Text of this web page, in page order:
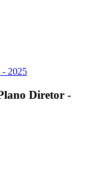
- 2025
Diretor -